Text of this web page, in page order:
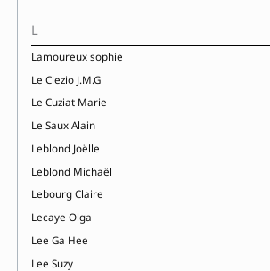
L
Lamoureux sophie
Le Clezio J.M.G
Le Cuziat Marie
Le Saux Alain
Leblond Joëlle
Leblond Michaël
Lebourg Claire
Lecaye Olga
Lee Ga Hee
Lee Suzy